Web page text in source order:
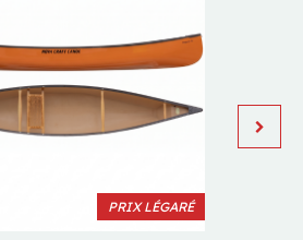
PRIX LÉGARÉ